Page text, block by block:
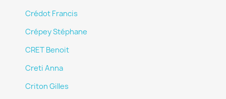
Crédot Francis
Crépey Stéphane
CRET Benoit
Creti Anna
Criton Gilles